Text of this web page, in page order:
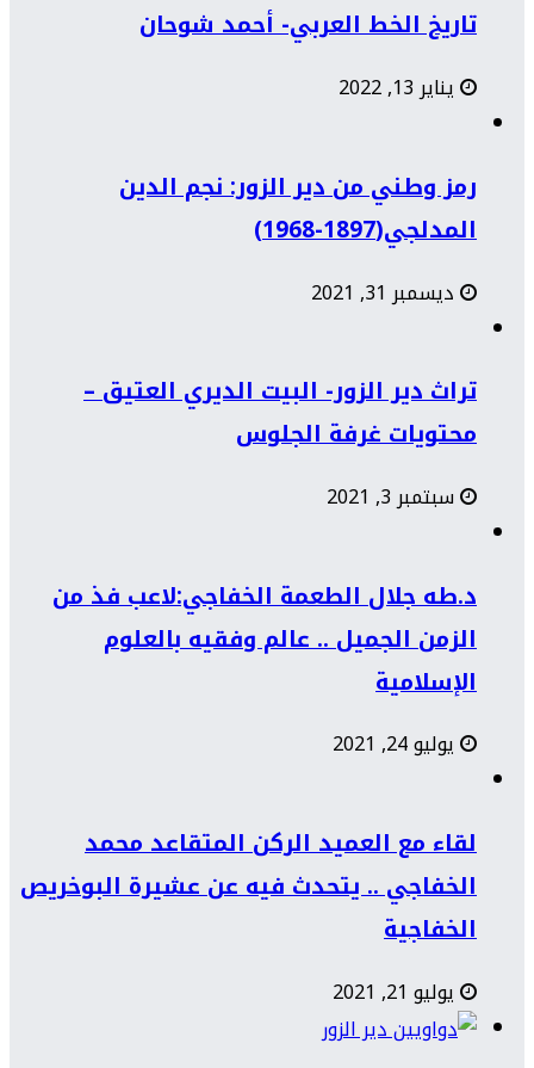
تاريخ الخط العربي- أحمد شوحان
يناير 13, 2022
رمز وطني من دير الزور: نجم الدين
المدلجي(1897-1968)
ديسمبر 31, 2021
تراث دير الزور- البيت الديري العتيق –
محتويات غرفة الجلوس
سبتمبر 3, 2021
د.طه جلال الطعمة الخفاجي:لاعب فذ من
الزمن الجميل .. عالم وفقيه بالعلوم
الإسلامية
يوليو 24, 2021
لقاء مع العميد الركن المتقاعد محمد
الخفاجي .. يتحدث فيه عن عشيرة البوخريص
الخفاجية
يوليو 21, 2021